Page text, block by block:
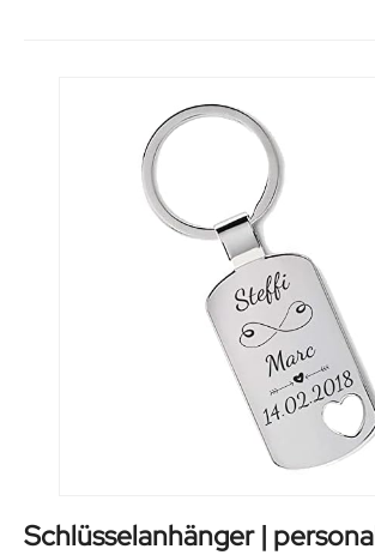
Schlüsselanhänger |